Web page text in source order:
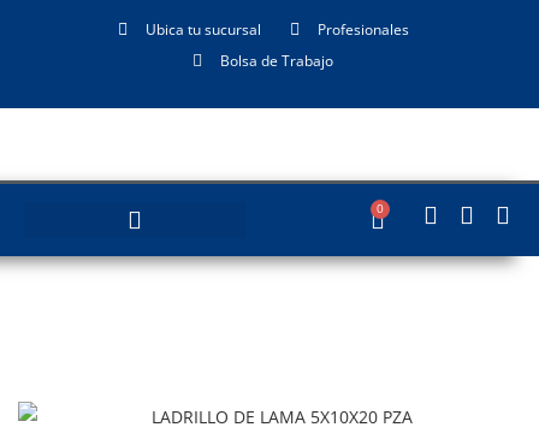
Ubica tu sucursal
Profesionales
Bolsa de Trabajo
0